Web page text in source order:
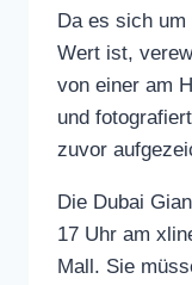
Da es sich um
Wert ist,
von einer am
und
zuvor
Die Dubai
17 Uhr am
Mall. Sie